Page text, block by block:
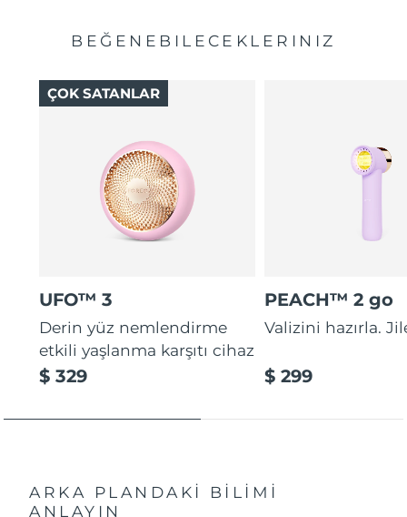
BEĞENEBILECEKLERINIZ
UFO™ 3
Derin yüz nemlendirme
etkili yaşlanma karşıtı cihaz
$ 329
ÇOK SATANLAR
PEACH™ 2 go
Valizini hazırla.
$ 299
ARKA PLANDAKİ BİLİMİ
ANLAYIN